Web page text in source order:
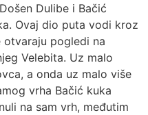
Dulibe i Bačić
Ovaj dio puta vodi kroz
otvaraju pogledi na
Velebita. Uz malo
a onda uz malo više
vrha Bačić kuka
na sam vrh, međutim